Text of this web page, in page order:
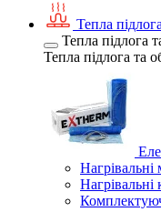
Тепла
Тепла підлога
Тепла підлога та
Нагрівальні
Нагрівальні